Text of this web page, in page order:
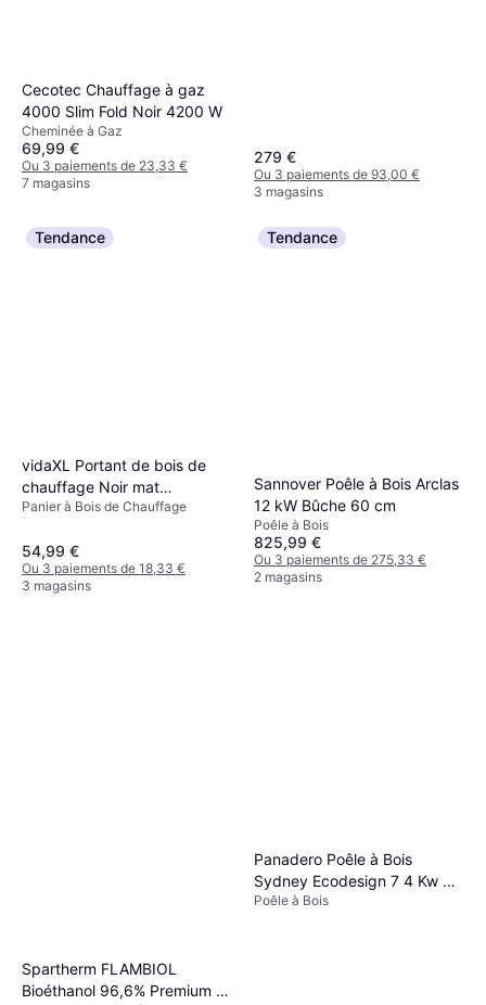
Cecotec Chauffage à gaz
4000 Slim Fold Noir 4200 W
Cheminée à Gaz
69,99 €
Ou 3 paiements de 23,33 €
7 magasins
279 €
Ou 3 paiements de 93,00 €
3 magasins
Tendance
vidaXL Portant de bois de
chauffage Noir mat
110x28x116 cm Acier Noir
Panier à Bois de Chauffage
54,99 €
Ou 3 paiements de 18,33 €
3 magasins
Tendance
Sannover Poêle à Bois Arclas
12 kW Bûche 60 cm
Poêle à Bois
825,99 €
Ou 3 paiements de 275,33 €
2 magasins
Spartherm FLAMBIOL
Bioéthanol 96,6% Premium 1
Panadero Poêle à Bois
Sydney Ecodesign 7 4 Kw 50
cm
Poêle à Bois